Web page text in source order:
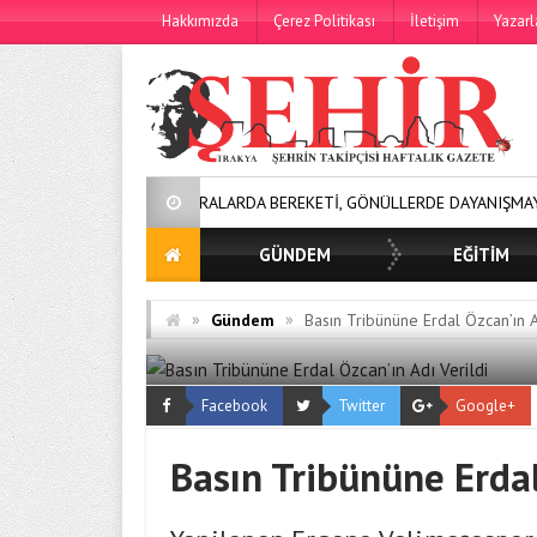
Hakkımızda Çerez Politikası İletişim
SOFRALARDA BEREKETİ, GÖNÜLLERDE DAYANIŞMAYI
GÜNDEM EĞİTİM
» Gündem » Basın Tribününe Erdal Özcan’ın
Facebook Twitter Google+
Basın Tribününe